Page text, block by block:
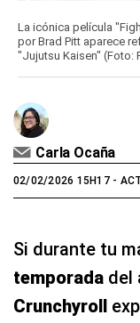
La icónica película
por Brad Pitt aparece
"Jujutsu Kaisen" (Foto:
Carla Ocaña
02/02/2026 15H17-
Si durante tu
temporada del
Crunchyroll